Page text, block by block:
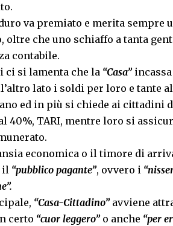
va premiato e merita sempre
oltre che uno schiaffo a tanta
contabile.
ci si lamenta che la “Casa”
lato i soldi per loro e tante
ed in più si chiede ai cittadini
40%, TARI, mentre loro si
economica o il timore di
il “pubblico pagante”, ovvero i
“Casa-Cittadino” avviene
certo “cuor leggero” o anche “per